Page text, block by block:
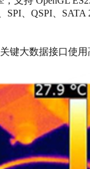
、QSPI、
键大数据接口使用